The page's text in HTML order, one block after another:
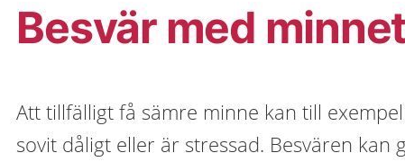
Besvär med
Att tillfälligt få sämre minne kan till
sovit dåligt eller är stressad. Besvären kan